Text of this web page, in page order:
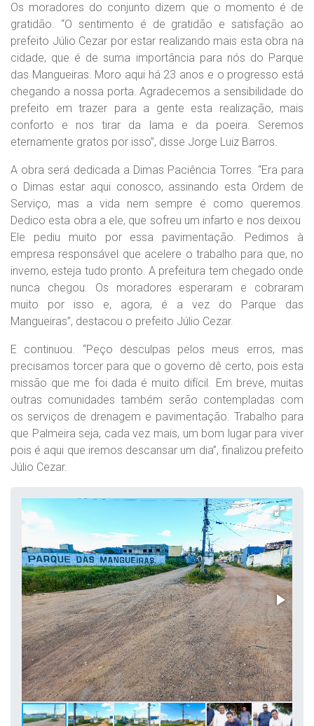
Os moradores do conjunto dizem que o momento é de
gratidão. “O sentimento é de gratidão e satisfação ao
prefeito Júlio Cezar por estar realizando mais esta obra na
cidade, que é de suma importância para nós do Parque
das Mangueiras. Moro aqui há 23 anos e o progresso está
chegando a nossa porta. Agradecemos a sensibilidade do
prefeito em trazer para a gente esta realização, mais
conforto e nos tirar da lama e da poeira. Seremos
eternamente gratos por isso”, disse Jorge Luiz Barros.
A obra será dedicada a Dimas Paciência Torres. “Era para
o Dimas estar aqui conosco, assinando esta Ordem de
Serviço, mas a vida nem sempre é como queremos.
Dedico esta obra a ele, que sofreu um infarto e nos deixou
Ele pediu muito por essa pavimentação. Pedimos à
empresa responsável que acelere o trabalho para que, no
inverno, esteja tudo pronto. A prefeitura tem chegado onde
nunca chegou. Os moradores esperaram e cobraram
muito por isso e, agora, é a vez do Parque das
Mangueiras”, destacou o prefeito Júlio Cezar.
E continuou. “Peço desculpas pelos meus erros, mas
precisamos torcer para que o governo dê certo, pois esta
missão que me foi dada é muito difícil. Em breve, muitas
outras comunidades também serão contempladas com
os serviços de drenagem e pavimentação. Trabalho para
que Palmeira seja, cada vez mais, um bom lugar para viver
pois é aqui que iremos descansar um dia”, finalizou prefeito
Júlio Cezar.